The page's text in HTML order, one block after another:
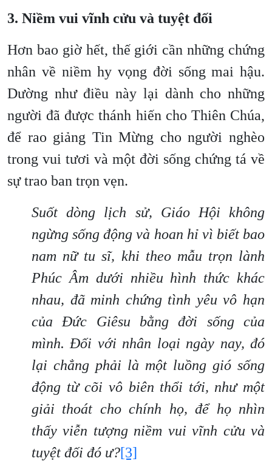
3. Niềm vui vĩnh cửu và tuyệt đối
Hơn bao giờ hết, thế giới cần những chứng
nhân về niềm hy vọng đời sống mai hậu.
Dường như điều này lại dành cho những
người đã được thánh hiến cho Thiên Chúa,
để rao giảng Tin Mừng cho người nghèo
trong vui tươi và một đời sống chứng tá về
sự trao ban trọn vẹn.
Suốt dòng lịch sử, Giáo Hội không
ngừng sống động và hoan hỉ vì biết bao
nam nữ tu sĩ, khi theo mẫu trọn lành
Phúc Âm dưới nhiều hình thức khác
nhau, đã minh chứng tình yêu vô hạn
của Đức Giêsu bằng đời sống của
mình. Đối với nhân loại ngày nay, đó
lại chẳng phải là một luồng gió sống
động từ cõi vô biên thổi tới, như một
giải thoát cho chính họ, để họ nhìn
thấy viễn tượng niềm vui vĩnh cửu và
tuyệt đối đó ư?[3]